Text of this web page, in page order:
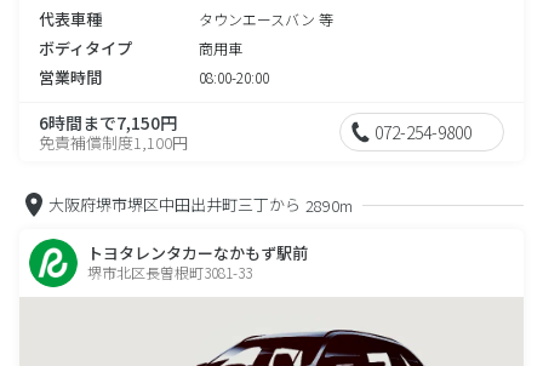
代表車種 タウンエースバン 等
ボディタイプ 商用車
営業時間 08:00-20:00
6時間まで7,150円
免責補償制度1,100円 072-254-9800
大阪府堺市堺区中田出井町三丁から 2890m
トヨタレンタカーなかもず駅前
堺市北区長曽根町3081-33